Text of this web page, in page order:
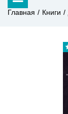
Главная Книги